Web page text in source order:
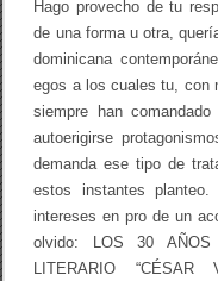
Hago provecho de tu
de una forma u otra,
dominicana
egos a los cuales tu, con
siempre han
autoerigirse
demanda ese tipo de
estos instantes
intereses en pro de un
olvido: LOS 30 AÑOS
LITERARIO